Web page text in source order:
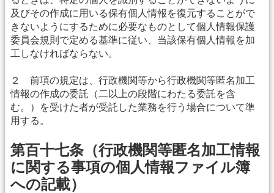
及びその作成に用いる保有個人情報を復元することがで
きないようにするために必要なものとして個人情報保護
委員会規則で定める基準に従い、当該保有個人情報を加
工しなければならない。
２ 前項の規定は、行政機関等から行政機関等匿名加工
情報の作成の委託（二以上の段階にわたる委託を含
む。）を受けた者が受託した業務を行う場合について準
用する。
第百十七条（行政機関等匿名加工情報
に関する事項の個人情報ファイル簿
への記載）